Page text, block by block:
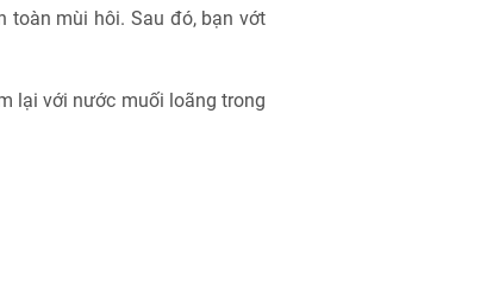
toàn mùi hôi. Sau đó, bạn vớt
lại với nước muối loãng trong